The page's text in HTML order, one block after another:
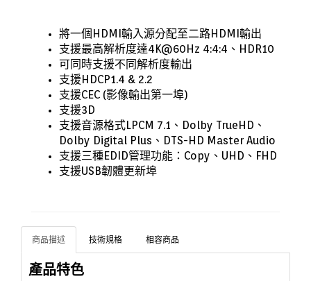
將一個HDMI輸入源分配至二路HDMI輸出
支援最高解析度達4K@60Hz 4:4:4、HDR10
可同時支援不同解析度輸出
支援HDCP1.4 & 2.2
支援CEC (影像輸出第一埠)
支援3D
支援音源格式LPCM 7.1、Dolby TrueHD、
Dolby Digital Plus、DTS-HD Master Audio
支援三種EDID管理功能：Copy、UHD、FHD
支援USB韌體更新埠
商品描述 技術規格 相容商品
產品特色